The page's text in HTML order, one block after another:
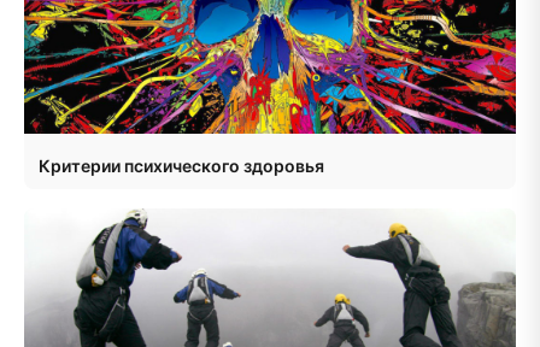
Критерии психического здоровья